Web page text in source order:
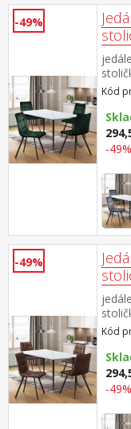
-49%
cm
cm
Kód
-49%
-49%
(š/h/
Kód
-49%